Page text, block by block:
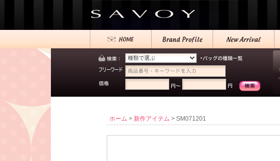
ホーム > 新作アイテム > SM071201